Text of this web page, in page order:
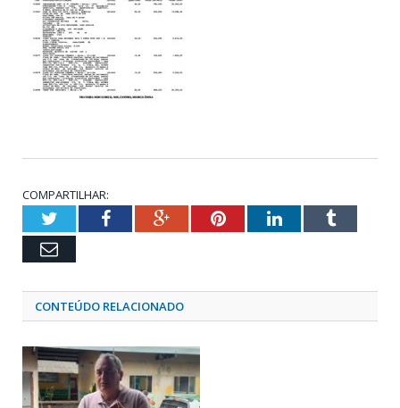
COMPARTILHAR:
TwitterFacebookGoogle+PinterestLinkedInTumblr
Email
CONTEÚDO RELACIONADO